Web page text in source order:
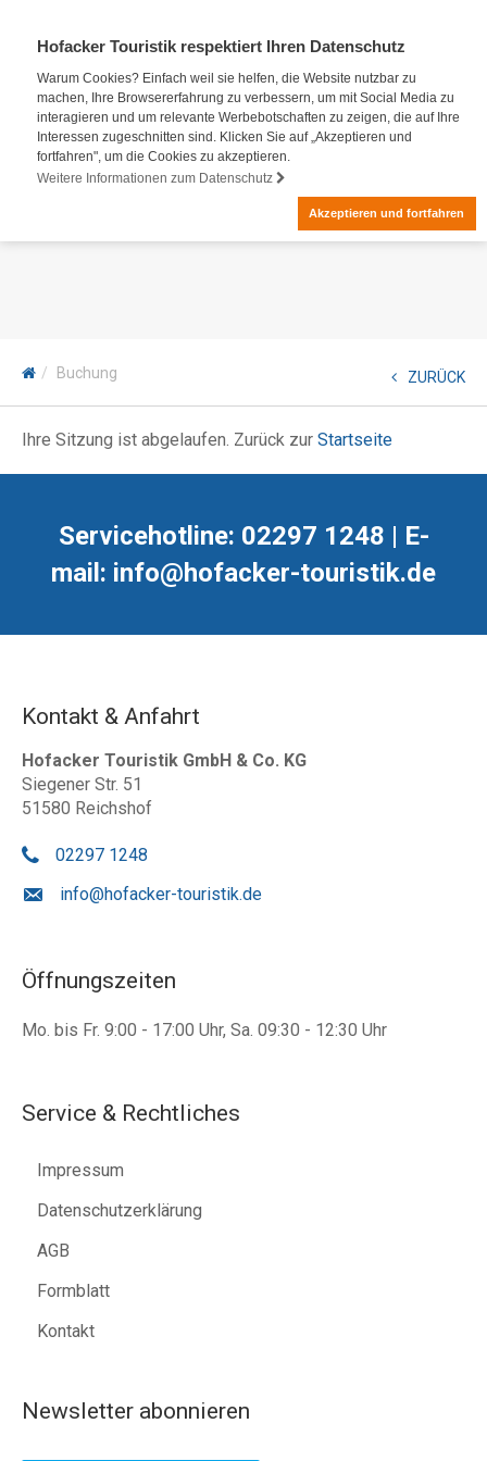
Hofacker Touristik respektiert Ihren Datenschutz
Warum Cookies? Einfach weil sie helfen, die Website nutzbar zu
machen, Ihre Browsererfahrung zu verbessern, um mit Social Media zu
interagieren und um relevante Werbebotschaften zu zeigen, die auf Ihre
Interessen zugeschnitten sind. Klicken Sie auf „Akzeptieren und
fortfahren", um die Cookies zu akzeptieren.
Weitere Informationen zum Datenschutz
Akzeptieren und fortfahren
Buchung ZURÜCK
Ihre Sitzung ist abgelaufen. Zurück zur Startseite
Servicehotline: 02297 1248 | E-
mail: info@hofacker-touristik.de
Kontakt & Anfahrt
Hofacker Touristik GmbH & Co. KG
Siegener Str. 51
51580 Reichshof
02297 1248
info@hofacker-touristik.de
Öffnungszeiten
Mo. bis Fr. 9:00 - 17:00 Uhr, Sa. 09:30 - 12:30 Uhr
Service & Rechtliches
Impressum
Datenschutzerklärung
AGB
Formblatt
Kontakt
Newsletter abonnieren